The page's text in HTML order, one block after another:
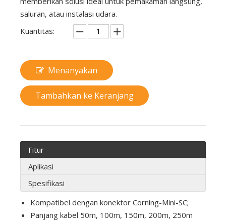
saluran, atau instalasi udara.
Kuantitas:
Menanyakan
Tambahkan ke Keranjang
Fitur
Aplikasi
Spesifikasi
Kompatibel dengan konektor Corning-Mini-SC;
Panjang kabel 50m, 100m, 150m, 200m, 250m